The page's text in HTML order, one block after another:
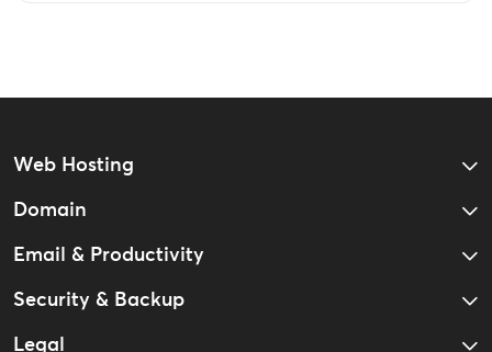
Web Hosting
Domain
Email & Productivity
Security & Backup
Legal